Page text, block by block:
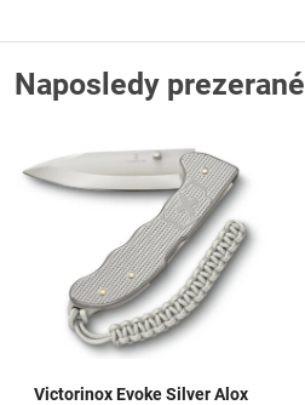
Naposledy prezerané
Victorinox Evoke Silver Alox